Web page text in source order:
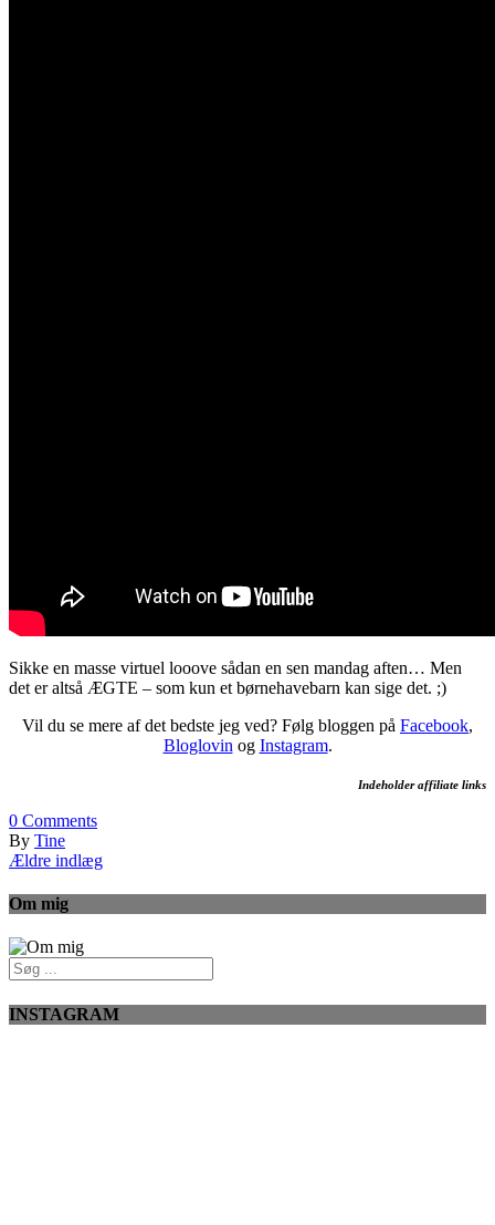
Sikke en masse virtuel looove sådan en sen mandag aften… Men
det er altså ÆGTE – som kun et børnehavebarn kan sige det. ;)
Vil du se mere af det bedste jeg ved? Følg bloggen på Facebook,
Bloglovin og Instagram.
Indeholder affiliate links
0 Comments
By Tine
Ældre indlæg
Om mig
INSTAGRAM